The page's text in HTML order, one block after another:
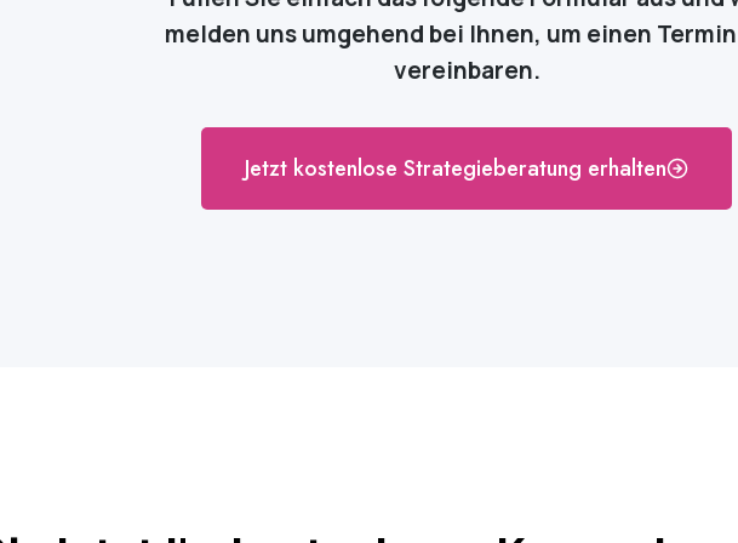
melden uns umgehend bei Ihnen, um einen
vereinbaren.
Jetzt kostenlose Strategieberatung erhalten